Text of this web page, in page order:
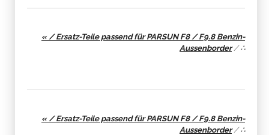
« / Ersatz-Teile passend für PARSUN F8 / F9.8 Benzin-
Aussenborder/∴
« / Ersatz-Teile passend für PARSUN F8 / F9.8 Benzin-
Aussenborder/∴